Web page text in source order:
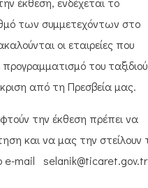
των συμμετεχόντων στο
οι εταιρείες που
του ταξιδιού
από τη Πρεσβεία μας.
την έκθεση πρέπει να
και να μας την στείλουν
e-mail selanik@ticaret.gov.tr